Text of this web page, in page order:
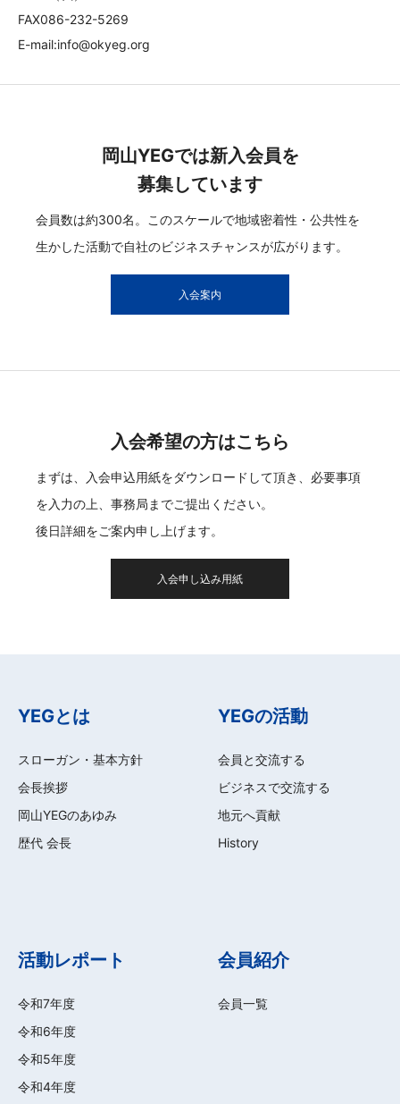
FAX086-232-5269
E-mail:info@okyeg.org
岡山YEGでは新入会員を
募集しています
会員数は約300名。このスケールで地域密着性・公共性を
生かした活動で自社のビジネスチャンスが広がります。
入会案内
入会希望の方はこちら
まずは、入会申込用紙をダウンロードして頂き、必要事項
を入力の上、事務局までご提出ください。
後日詳細をご案内申し上げます。
入会申し込み用紙
YEGとは
スローガン・基本方針
会長挨拶
岡山YEGのあゆみ
歴代 会長
YEGの活動
会員と交流する
ビジネスで交流する
地元へ貢献
History
活動レポート
令和7年度
令和6年度
令和5年度
令和4年度
会員紹介
会員一覧